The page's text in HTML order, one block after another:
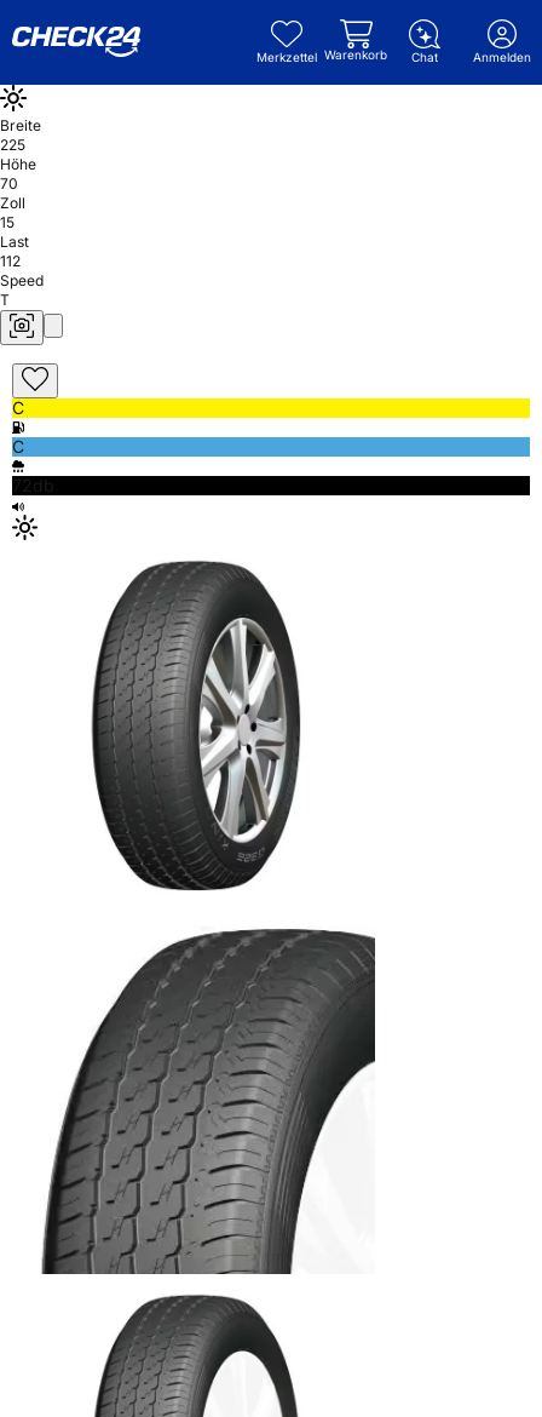
Merkzettel Warenkorb Chat Anmelden
Breite
225
Höhe
70
Zoll
15
Last
112
Speed
T
C
C
72db